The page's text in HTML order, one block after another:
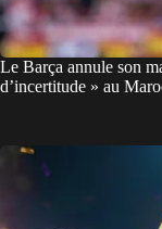
Le Barça annule son
d’incertitude » au